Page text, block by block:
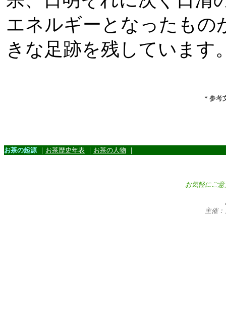
エネルギーとなったもの
きな足跡を残しています
＊参考
お茶の起源 ｜ お茶歴史年表 ｜ お茶の人物 ｜
お気軽にご
主催